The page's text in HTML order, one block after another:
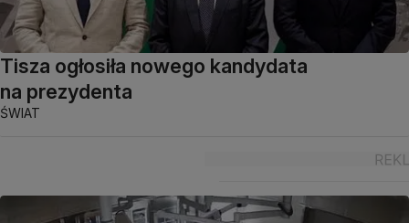
Tisza ogłosiła nowego kandydata
na prezydenta
ŚWIAT